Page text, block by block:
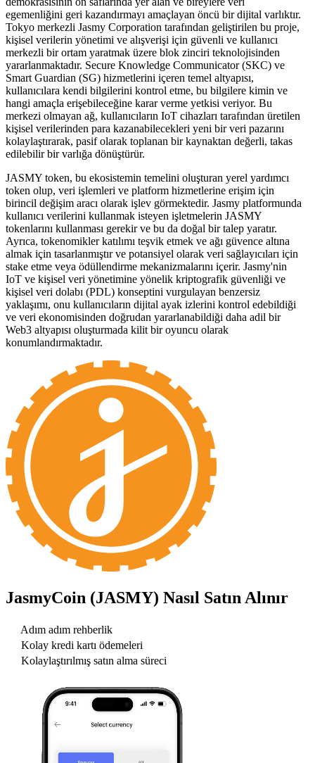
egemenliğini geri kazandırmayı amaçlayan öncü bir dijital varlıktır.
Tokyo merkezli Jasmy Corporation tarafından geliştirilen bu proje,
kişisel verilerin yönetimi ve alışverişi için güvenli ve kullanıcı
merkezli bir ortam yaratmak üzere blok zinciri teknolojisinden
yararlanmaktadır. Secure Knowledge Communicator (SKC) ve
Smart Guardian (SG) hizmetlerini içeren temel altyapısı,
kullanıcılara kendi bilgilerini kontrol etme, bu bilgilere kimin ve
hangi amaçla erişebileceğine karar verme yetkisi veriyor. Bu
merkezi olmayan ağ, kullanıcıların IoT cihazları tarafından üretilen
kişisel verilerinden para kazanabilecekleri yeni bir veri pazarını
kolaylaştırarak, pasif olarak toplanan bir kaynaktan değerli, takas
edilebilir bir varlığa dönüştürür.
JASMY token, bu ekosistemin temelini oluşturan yerel yardımcı
token olup, veri işlemleri ve platform hizmetlerine erişim için
birincil değişim aracı olarak işlev görmektedir. Jasmy platformunda
kullanıcı verilerini kullanmak isteyen işletmelerin JASMY
tokenlarını kullanması gerekir ve bu da doğal bir talep yaratır.
Ayrıca, tokenomikler katılımı teşvik etmek ve ağı güvence altına
almak için tasarlanmıştır ve potansiyel olarak veri sağlayıcıları için
stake etme veya ödüllendirme mekanizmalarını içerir. Jasmy'nin
IoT ve kişisel veri yönetimine yönelik kriptografik güvenliği ve
kişisel veri dolabı (PDL) konseptini vurgulayan benzersiz
yaklaşımı, onu kullanıcıların dijital ayak izlerini kontrol edebildiği
ve veri ekonomisinden doğrudan yararlanabildiği daha adil bir
Web3 altyapısı oluşturmada kilit bir oyuncu olarak
konumlandırmaktadır.
JasmyCoin (JASMY) Nasıl Satın Alınır
Adım adım rehberlik
Kolay kredi kartı ödemeleri
Kolaylaştırılmış satın alma süreci